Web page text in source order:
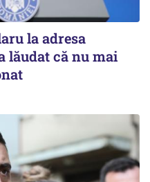
la adresa
lăudat că nu mai